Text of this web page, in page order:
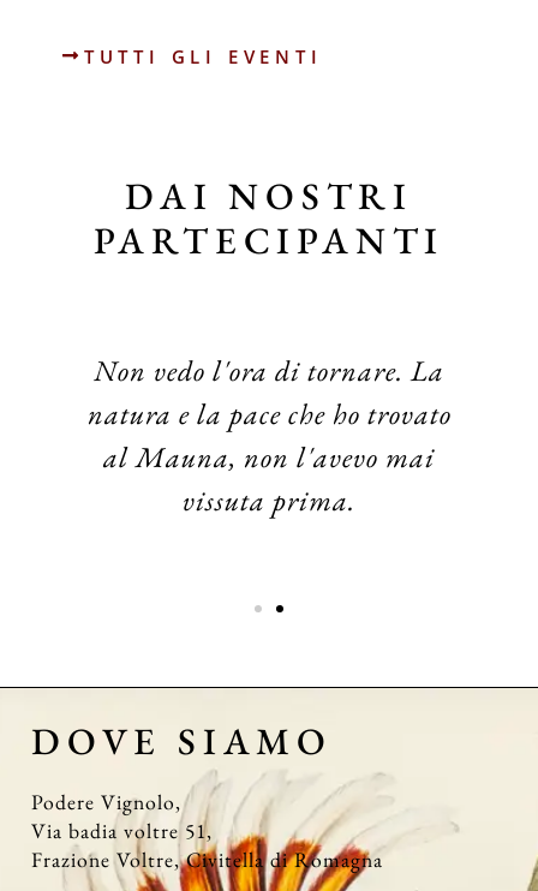
TUTTI GLI EVENTI
DAI NOSTRI
PARTECIPANTI
Non vedo l'ora di tornare. La
natura e la pace che ho trovato
al Mauna, non l'avevo mai
vissuta prima.
DOVE SIAMO
Podere Vignolo,
Via badia voltre 51,
Frazione Voltre, Civitella di Romagna